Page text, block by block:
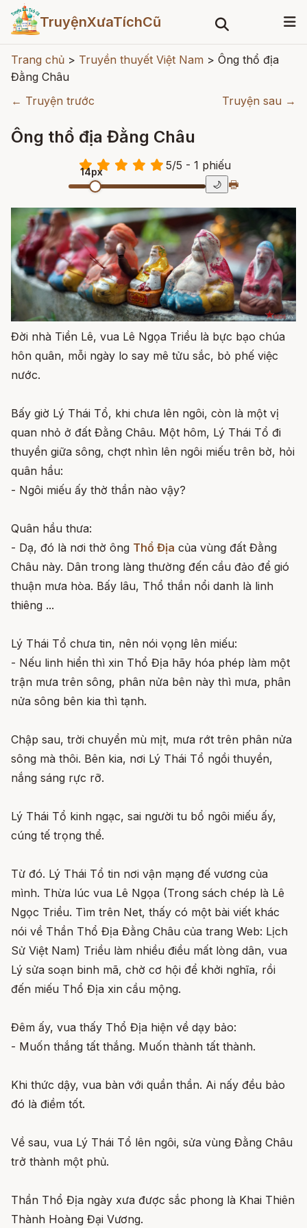
TruyệnXưaTíchCũ
Trang chủ > Truyền thuyết Việt Nam > Ông thổ địa
Đằng Châu
← Truyện trước
Truyện sau →
Ông thổ địa Đằng Châu
5/5 - 1 phiếu
14px
🌙 🖶
Đời nhà Tiền Lê, vua Lê Ngọa Triều là bực bạo chúa
hôn quân, mỗi ngày lo say mê tửu sắc, bỏ phế việc
nước.
Bấy giờ Lý Thái Tổ, khi chưa lên ngôi, còn là một vị
quan nhỏ ở đất Đằng Châu. Một hôm, Lý Thái Tổ đi
thuyền giữa sông, chợt nhìn lên ngôi miếu trên bờ, hỏi
quân hầu:
- Ngôi miếu ấy thờ thần nào vậy?
Quân hầu thưa:
- Dạ, đó là nơi thờ ông Thổ Địa của vùng đất Đằng
Châu này. Dân trong làng thường đến cầu đảo để gió
thuận mưa hòa. Bấy lâu, Thổ thần nổi danh là linh
thiêng ...
Lý Thái Tổ chưa tin, nên nói vọng lên miếu:
- Nếu linh hiển thì xin Thổ Địa hãy hóa phép làm một
trận mưa trên sông, phân nửa bên này thì mưa, phân
nửa sông bên kia thì tạnh.
Chập sau, trời chuyển mù mịt, mưa rớt trên phân nửa
sông mà thôi. Bên kia, nơi Lý Thái Tổ ngồi thuyền,
nắng sáng rực rỡ.
Lý Thái Tổ kinh ngạc, sai người tu bổ ngôi miếu ấy,
cúng tế trọng thể.
Từ đó. Lý Thái Tổ tin nơi vận mạng đế vương của
mình. Thừa lúc vua Lê Ngọa (Trong sách chép là Lê
Ngọc Triều. Tìm trên Net, thấy có một bài viết khác
nói về Thần Thổ Địa Đằng Châu của trang Web: Lịch
Sử Việt Nam) Triều làm nhiều điều mất lòng dân, vua
Lý sửa soạn binh mã, chờ cơ hội để khởi nghĩa, rồi
đến miếu Thổ Địa xin cầu mộng.
Đêm ấy, vua thấy Thổ Địa hiện về dạy bảo:
- Muốn thắng tất thắng. Muốn thành tất thành.
Khi thức dậy, vua bàn với quần thần. Ai nấy đều bảo
đó là điềm tốt.
Về sau, vua Lý Thái Tổ lên ngôi, sửa vùng Đằng Châu
trở thành một phủ.
Thần Thổ Địa ngày xưa được sắc phong là Khai Thiên
Thành Hoàng Đại Vương.